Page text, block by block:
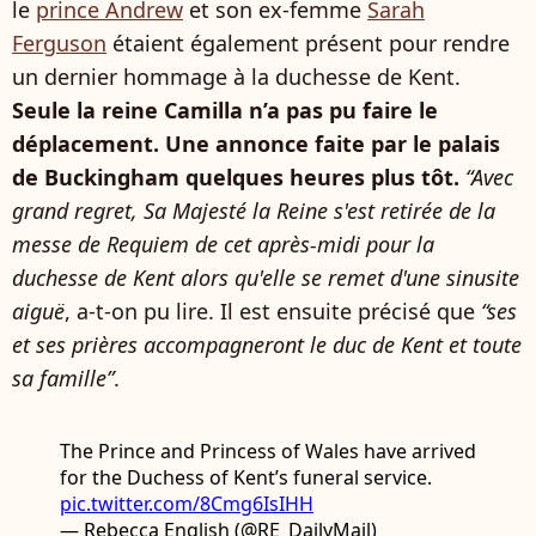
le prince Andrew et son ex-femme Sarah
Ferguson étaient également présent pour rendre
un dernier hommage à la duchesse de Kent.
Seule la reine Camilla n’a pas pu faire le
déplacement. Une annonce faite par le palais
de Buckingham quelques heures plus tôt. “Avec
grand regret, Sa Majesté la Reine s'est retirée de la
messe de Requiem de cet après-midi pour la
duchesse de Kent alors qu'elle se remet d'une sinusite
aiguë, a-t-on pu lire. Il est ensuite précisé que “ses
et ses prières accompagneront le duc de Kent et toute
sa famille”.
The Prince and Princess of Wales have arrived
for the Duchess of Kent’s funeral service.
pic.twitter.com/8Cmg6IsIHH
— Rebecca English (@RE_DailyMail)